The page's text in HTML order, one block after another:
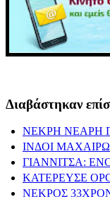
Διαβάστηκαν
ΝΕΚΡΗ ΝΕΑΡΗ
ΙΝΔΟΙ
ΓΙΑΝΝΙΤΣΑ:
ΚΑΤΕΡΕΥΣΕ
ΝΕΚΡΟΣ